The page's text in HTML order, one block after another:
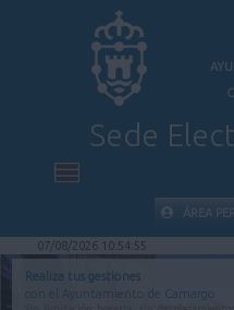
Sede
ÁREA
07/08/2026 10:54:55
Realiza tus gestiones
con el Ayuntamiento de Camargo